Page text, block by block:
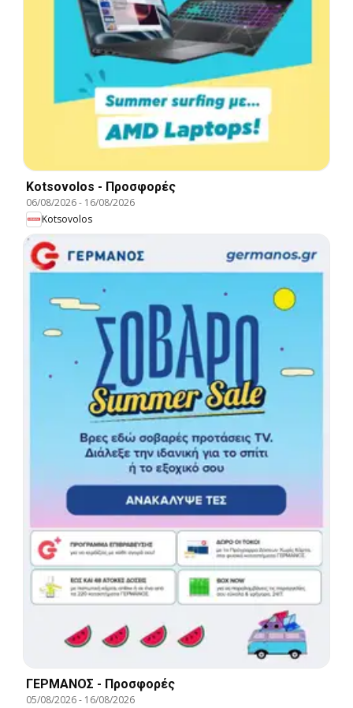
Kotsovolos - Προσφορές
06/08/2026- 16/08/2026
Kotsovolos
ΓΕΡΜΑΝΟΣ - Προσφορές
05/08/2026- 16/08/2026